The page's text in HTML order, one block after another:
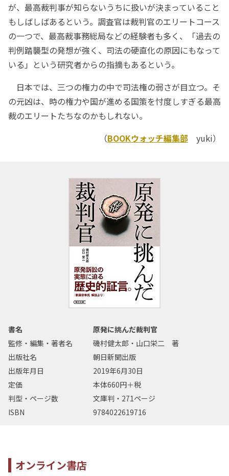
が、最高裁判事が知らないうちに扱いが決まっていること
もしばしばあるという。調査官は裁判官のエリートコース
の一つで、最高裁事務総局などの経験者も多く、「過去の
判例踏襲型の発想が強く、司法の硬直化の原因にもなって
いる」という研究者からの指摘もあるという。
日本では、三つの権力の中で司法権の弱さが目立つ。そ
の元凶は、時の権力や国が進める国策を忖度しすぎる最高
裁のエリートたちなのかもしれない。
（BOOKウォッチ編集部 yuki）
書名
原発に挑んだ裁判官
監修・編集・著者名
磯村健太郎・山口栄二 著
出版社名
朝日新聞出版
出版年月日
2019年6月30日
定価
本体660円＋税
判型・ページ数
文庫判・271ページ
ISBN
9784022619716
オンライン書店